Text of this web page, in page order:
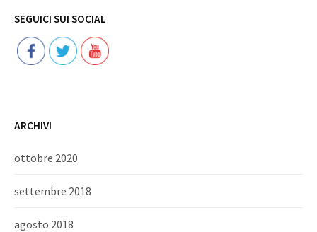
SEGUICI SUI SOCIAL
ARCHIVI
ottobre 2020
settembre 2018
agosto 2018